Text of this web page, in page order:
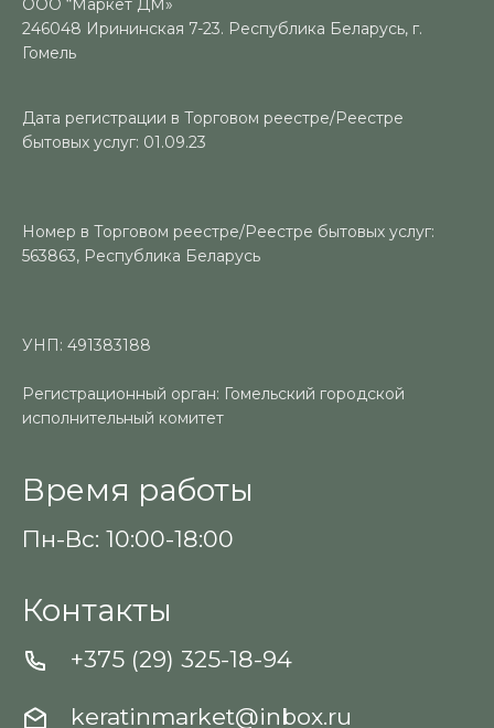
246048 Ирининская 7-23. Республика Беларусь, г.
Гомель
Дата регистрации в Торговом реестре/Реестре
бытовых услуг: 01.09.23
Номер в Торговом реестре/Реестре бытовых услуг:
563863, Республика Беларусь
УНП: 491383188
Регистрационный орган: Гомельский городской
исполнительный комитет
Время работы
Пн-Вс: 10:00-18:00
Контакты
+375 (29) 325-18-94
keratinmarket@inbox.ru